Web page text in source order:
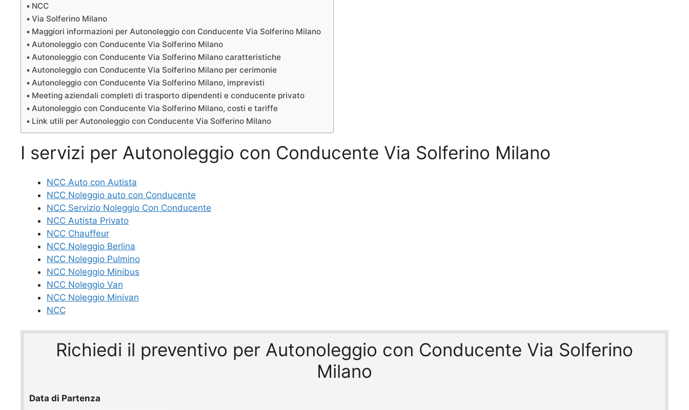
NCC
Via Solferino Milano
Maggiori informazioni per Autonoleggio con Conducente Via Solferino Milano
Autonoleggio con Conducente Via Solferino Milano
Autonoleggio con Conducente Via Solferino Milano caratteristiche
Autonoleggio con Conducente Via Solferino Milano per cerimonie
Autonoleggio con Conducente Via Solferino Milano, imprevisti
Meeting aziendali completi di trasporto dipendenti e conducente privato
Autonoleggio con Conducente Via Solferino Milano, costi e tariffe
Link utili per Autonoleggio con Conducente Via Solferino Milano
I servizi per Autonoleggio con Conducente Via Solferino Milano
NCC Auto con Autista
NCC Noleggio auto con Conducente
NCC Servizio Noleggio Con Conducente
NCC Autista Privato
NCC Chauffeur
NCC Noleggio Berlina
NCC Noleggio Pulmino
NCC Noleggio Minibus
NCC Noleggio Van
NCC Noleggio Minivan
NCC
Richiedi il preventivo per Autonoleggio con Conducente Via Solferino
Milano
Data di Partenza